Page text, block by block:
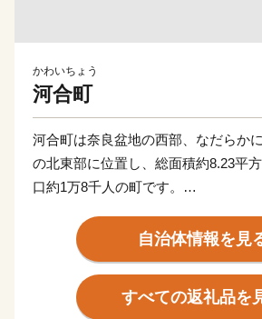
かわいちょう
河合町
河合町は奈良盆地の西部、なだらか
の北東部に位置し、総面積約8.23平
口約1万8千人の町です。
活の痕跡が見られ、続く縄文時代以
残されています。
廣瀬神社では毎年2月11日になると砂
れ、五穀豊穣を祈り砂を掛け合う大
自治体情報を見
すべての返礼品を